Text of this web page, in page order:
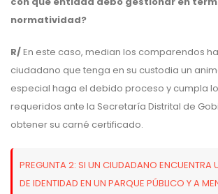
normatividad?
R/En este caso, median los comparendos
ciudadano que tenga en su custodia un
especial haga el debido proceso y cumpla
requeridos ante la Secretaría Distrital de
obtener su carné certificado.
PREGUNTA 2: SI UN CIUDADANO ENCUENTRA
DE IDENTIDAD EN UN PARQUE PÚBLICO Y A